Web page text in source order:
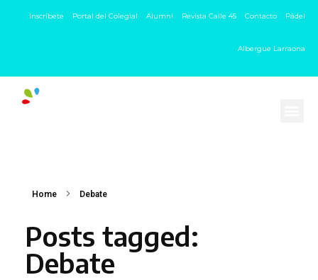
Inscríbete Portal del Colegial Alumni Revista Calle 45 Contacto Pádel
Albergue Larraona
Home Debate
Posts tagged:
Debate